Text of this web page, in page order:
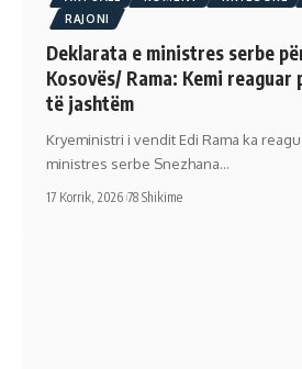
RAJONI
Deklarata e ministres serbe
Kosovës/ Rama: Kemi
të jashtëm
Kryeministri i vendit Edi Rama ka
ministres serbe Snezhana…
17 Korrik, 2026 78 Shikime